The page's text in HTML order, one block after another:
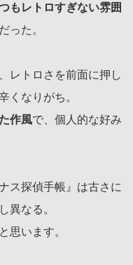
もレトロすぎない雰囲
った。
レトロさを前面に押し
くなりがち。
作風で、個人的な好み
ス探偵手帳』は古さに
異なる。
思います。